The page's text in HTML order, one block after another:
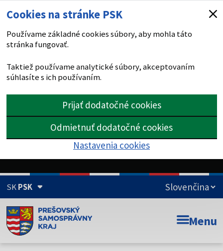
Cookies na stránke PSK
Používame základné cookies súbory, aby mohla táto
stránka fungovať.
Taktiež používame analytické súbory, akceptovaním
súhlasíte s ich používaním.
Prijať dodatočné cookies
Odmietnuť dodatočné cookies
Nastavenia cookies
SKPSK
Doména psk.sk je oficiálna
Toto je oficiálna webová stránka Prešovského
Menu